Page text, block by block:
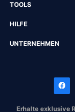
TOOLS
HILFE
UNTERNEHMEN
Erhalte exklusive